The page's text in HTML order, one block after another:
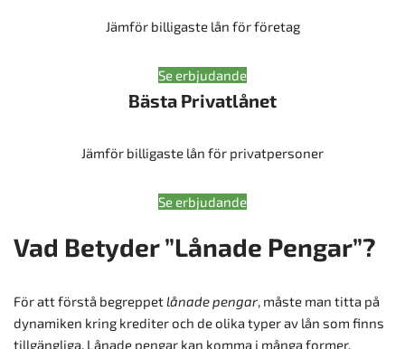
Jämför billigaste lån för företag
Se erbjudande
Bästa Privatlånet
Jämför billigaste lån för privatpersoner
Se erbjudande
Vad Betyder ”Lånade Pengar”?
För att förstå begreppetlånade pengar, måste man titta på
dynamiken kring krediter och de olika typer av lån som finns
tillgängliga. Lånade pengar kan komma i många former,